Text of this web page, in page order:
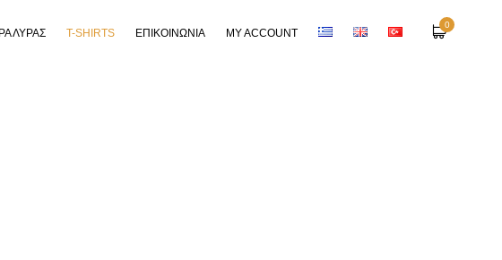
ΛΥΡΑΣ T-SHIRTS ΕΠΙΚΟΙΝΩΝΙΑ MY ACCOUNT
0